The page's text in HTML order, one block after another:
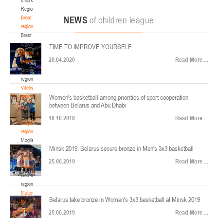
Region
Brest
region
Brest
region
Grodno
region
Grodno
region
Vitebsk
region
Vitebsk
region
Mogilev
region
Mogilev
region
Gomel
region
Gomel
region
Materials
for
coaches
ул. Ленинградская, 4
Минск
Финал четырех – юноши 2014-2015 гг.р., Дивизион 2, 22-24 апреля 2026 г., г.
Минск, ул. Стадионная, 3
U-12, девушки
V тур – девушки 2014-2015 гг.р., Дивизион 1, 17-19 апреля 2026 г., г. Гомель,
ул. Б.Хмельницкого, 118а
Минск
Финал 4-х – девушки 2010-2011 гг.р., Дивизион 2, 14-16 апреля 2026 г., г.
Минск, ул. Стадионная, 3
NEWS of children league
TIME TO IMPROVE YOURSELF
20.04.2020 Read More ...
Women's basketball among priorities of sport cooperation
between Belarus and Abu Dhabi
18.10.2019 Read More ...
Minsk 2019: Belarus secure bronze in Men's 3x3 basketball
25.06.2019 Read More ...
Belarus take bronze in Women's 3x3 basketball at Minsk 2019
25.06.2019 Read More ...